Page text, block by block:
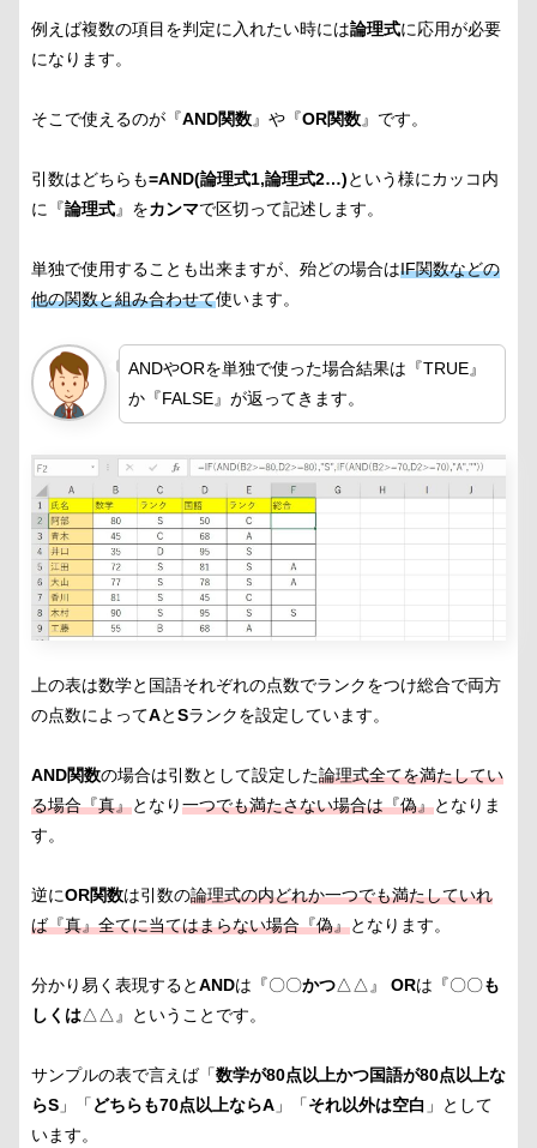
例えば複数の項目を判定に入れたい時には論理式に応用が必要
になります。
そこで使えるのが『AND関数』や『OR関数』です。
引数はどちらも=AND(論理式1,論理式2…)という様にカッコ内
に『論理式』をカンマで区切って記述します。
単独で使用することも出来ますが、殆どの場合はIF関数などの
他の関数と組み合わせて使います。
ANDやORを単独で使った場合結果は『TRUE』
か『FALSE』が返ってきます。
上の表は数学と国語それぞれの点数でランクをつけ総合で両方
の点数によってAとSランクを設定しています。
AND関数の場合は引数として設定した論理式全てを満たしてい
る場合『真』となり一つでも満たさない場合は『偽』となりま
す。
逆にOR関数は引数の論理式の内どれか一つでも満たしていれ
ば『真』全てに当てはまらない場合『偽』となります。
分かり易く表現するとANDは『〇〇かつ△△』 ORは『〇〇も
しくは△△』ということです。
サンプルの表で言えば「数学が80点以上かつ国語が80点以上な
らS 」「 どちらも70点以上ならA 」「それ以外は空白 」として
います。